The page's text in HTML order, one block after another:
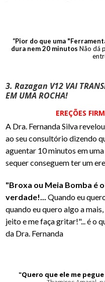
“Pior do que uma
dura nem 20 minutos Não dá
3. Razagan V12 VAI
EM UMA ROCHA!
EREÇÕES
A Dra. Fernanda Silva
ao seu consultório dizendo
aguentar 10 minutos em
sequer conseguem ter um
"Broxa ou Meia Bomba é
verdade!... Quando eu
quando eu quero algo a
jeito e me faça gritar!"... é o
da Dra. Fernanda
"Quero que ele me